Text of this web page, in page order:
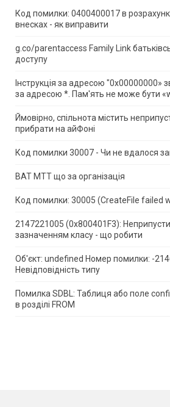
Код помилки: 0400400017 в
внесках - як виправити
g.co/parentaccess Family Link
доступу
Інструкція за адресою "0x00000000»
за адресою *. Пам'ять не може бути
Ймовірно, спільнота містить
прибрати на айФоні
Код помилки 30007 - Чи не вдалося
ВАТ МТТ що за організація
Код помилки: 30005 (CreateFile failed
2147221005 (0x800401F3):
зазначенням класу - що робити
Об'єкт: undefined Номер помилки: -
Невідповідність типу
Помилка SDBL: Таблиця або поле
в розділі FROM